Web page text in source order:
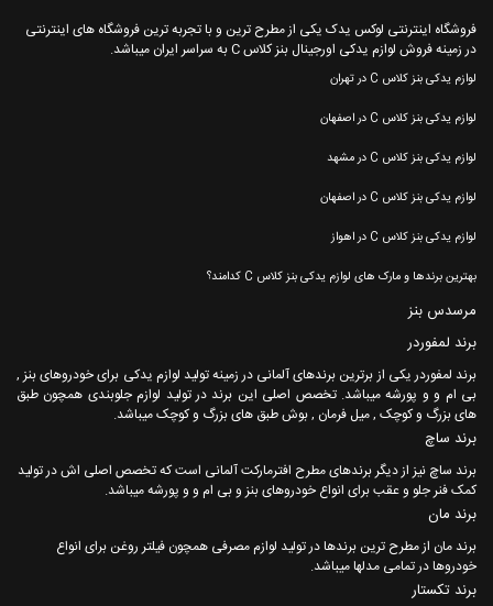
فروشگاه اینترنتی لوکس یدک یکی از مطرح ترین و با تجربه ترین فروشگاه های اینترنتی
در زمینه فروش لوازم یدکی اورجینال بنز کلاس C به سراسر ایران میباشد.
لوازم یدکی بنز کلاس C در تهران
لوازم یدکی بنز کلاس C در اصفهان
لوازم یدکی بنز کلاس C در مشهد
لوازم یدکی بنز کلاس C در اصفهان
لوازم یدکی بنز کلاس C در اهواز
بهترین برندها و مارک های لوازم یدکی بنز کلاس C کدامند؟
مرسدس بنز
برند لمفوردر
برند لمفوردر یکی از برترین برندهای آلمانی در زمینه تولید لوازم یدکی برای خودروهای بنز ,
بی ام و و پورشه میباشد. تخصص اصلی این برند در تولید لوازم جلوبندی همچون طبق
های بزرگ و کوچک , میل فرمان , بوش طبق های بزرگ و کوچک میباشد.
برند ساچ
برند ساچ نیز از دیگر برندهای مطرح افترمارکت آلمانی است که تخصص اصلی اش در تولید
کمک فنر جلو و عقب برای انواع خودروهای بنز و بی ام و و پورشه میباشد.
برند مان
برند مان از مطرح ترین برندها در تولید لوازم مصرفی همچون فیلتر روغن برای انواع
خودروها در تمامی مدلها میباشد.
برند تکستار